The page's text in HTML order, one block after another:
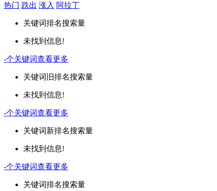
热门 跌出 涨入 阿拉丁
关键词排名搜索量
未找到信息!
-个关键词查看更多
关键词 旧排名搜索量
未找到信息!
-个关键词查看更多
关键词新排名搜索量
未找到信息!
-个关键词查看更多
关键词排名搜索量